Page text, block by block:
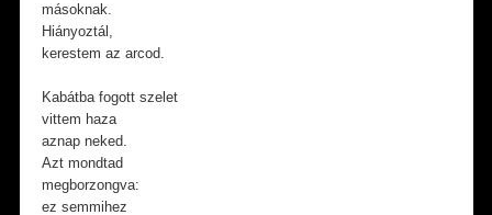
másoknak.
Hiányoztál,
kerestem az arcod.
Kabátba fogott szelet
vittem haza
aznap neked.
Azt mondtad
megborzongva:
ez semmihez